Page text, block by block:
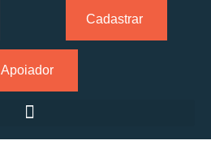
Cadastrar
Apoiador